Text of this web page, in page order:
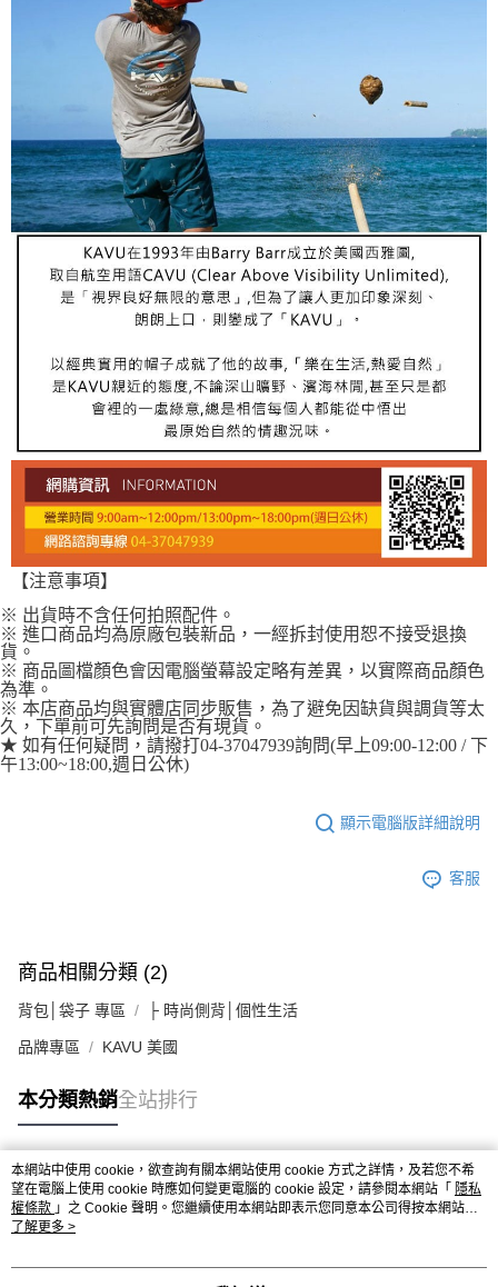
【注意事項】
※ 出貨時不含任何拍照配件。
※ 進口商品均為原廠包裝新品，一經拆封使用恕不接受退換
貨。
※ 商品圖檔顏色會因電腦螢幕設定略有差異，以實際商品顏色
為準。
※ 本店商品均與實體店同步販售，為了避免因缺貨與調貨等太
久，下單前可先詢問是否有現貨。
★ 如有任何疑問，請撥打04-37047939詢問(早上09:00-12:00 / 下
午13:00~18:00,週日公休)
顯示電腦版詳細說明
客服
商品相關分類 (2)
背包│袋子 專區 ├ 時尚側背│個性生活
品牌專區 KAVU 美國
本分類熱銷全站排行
熱門標籤
本網站中使用 cookie，欲查詢有關本網站使用 cookie 方式之詳情，及若您不希
望在電腦上使用 cookie 時應如何變更電腦的 cookie 設定，請參閱本網站「 隱私
權條款 」之 Cookie 聲明。您繼續使用本網站即表示您同意本公司得按本網站使
用條款之 Cookie 聲明使用 cookie。
了解更多 >